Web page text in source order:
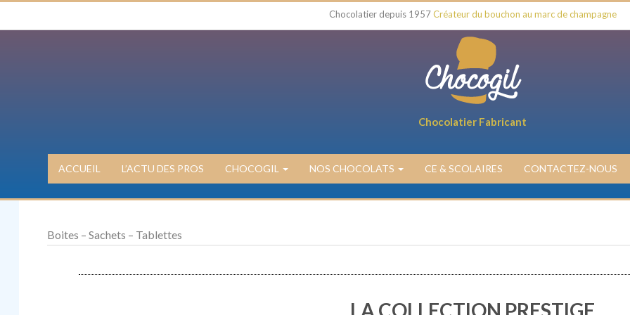
Chocolatier depuis 1957Créateur du bouchon au marc de champagne
Chocolatier Fabricant
ACCUEIL L’ACTU DES PROS CHOCOGIL NOS CHOCOLATS CE & SCOLAIRES CONTACTEZ-NOUS
Boites – Sachets – Tablettes